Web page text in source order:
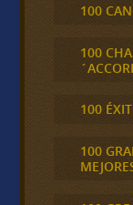
100
100
100
100